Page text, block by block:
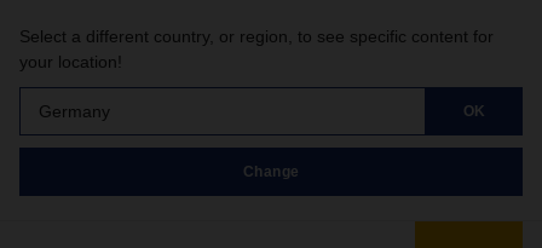
Select a different country, or region, to see specific content for
your location!
Germany OK
Change